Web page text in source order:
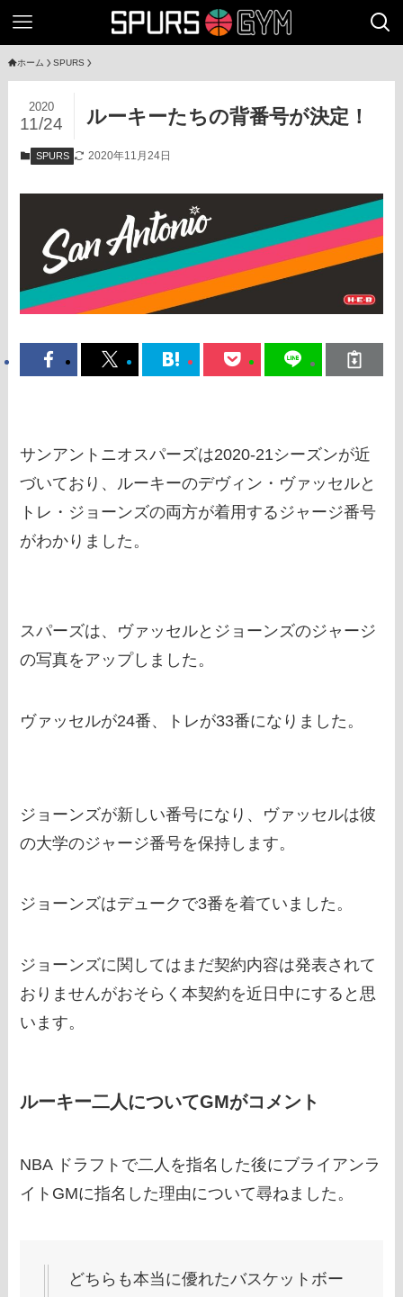
ホーム SPURS
ルーキーたちの背番号が決定！
2020
11/24
SPURS 2020年11月24日
サンアントニオスパーズは2020-21シーズンが近
づいており、ルーキーのデヴィン・ヴァッセルと
トレ・ジョーンズの両方が着用するジャージ番号
がわかりました。
スパーズは、ヴァッセルとジョーンズのジャージ
の写真をアップしました。
ヴァッセルが24番、トレが33番になりました。
ジョーンズが新しい番号になり、ヴァッセルは彼
の大学のジャージ番号を保持します。
ジョーンズはデュークで3番を着ていました。
ジョーンズに関してはまだ契約内容は発表されて
おりませんがおそらく本契約を近日中にすると思
います。
ルーキー二人についてGMがコメント
NBA ドラフトで二人を指名した後にブライアンラ
イトGMに指名した理由について尋ねました。
どちらも本当に優れたバスケットボー